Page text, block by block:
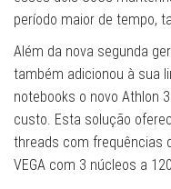
período maior de tempo,
Além da nova segunda
também adicionou à sua
notebooks o novo Athlon
custo. Esta solução
threads com frequências
VEGA com 3 núcleos a